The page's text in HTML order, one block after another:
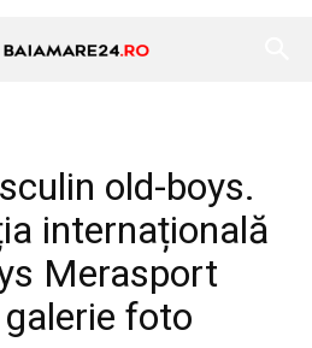
old-boys.
internațională
Merasport
foto